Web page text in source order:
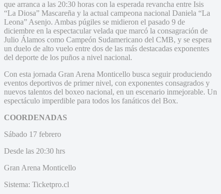
que arranca a las 20:30 horas con la esperada revancha entre Isis
“La Diosa” Mascareña y la actual campeona nacional Daniela “La
Leona” Asenjo. Ambas púgiles se midieron el pasado 9 de
diciembre en la espectacular velada que marcó la consagración de
Julio Álamos como Campeón Sudamericano del CMB, y se espera
un duelo de alto vuelo entre dos de las más destacadas exponentes
del deporte de los puños a nivel nacional.
Con esta jornada Gran Arena Monticello busca seguir produciendo
eventos deportivos de primer nivel, con exponentes consagrados y
nuevos talentos del boxeo nacional, en un escenario inmejorable. Un
espectáculo imperdible para todos los fanáticos del Box.
COORDENADAS
Sábado 17 febrero
Desde las 20:30 hrs
Gran Arena Monticello
Sistema: Ticketpro.cl